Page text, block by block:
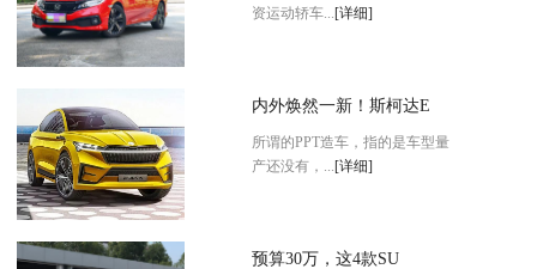
资运动轿车...[详细]
内外焕然一新！斯柯达E
所谓的PPT造车，指的是车型量
产还没有，...[详细]
预算30万，这4款SU